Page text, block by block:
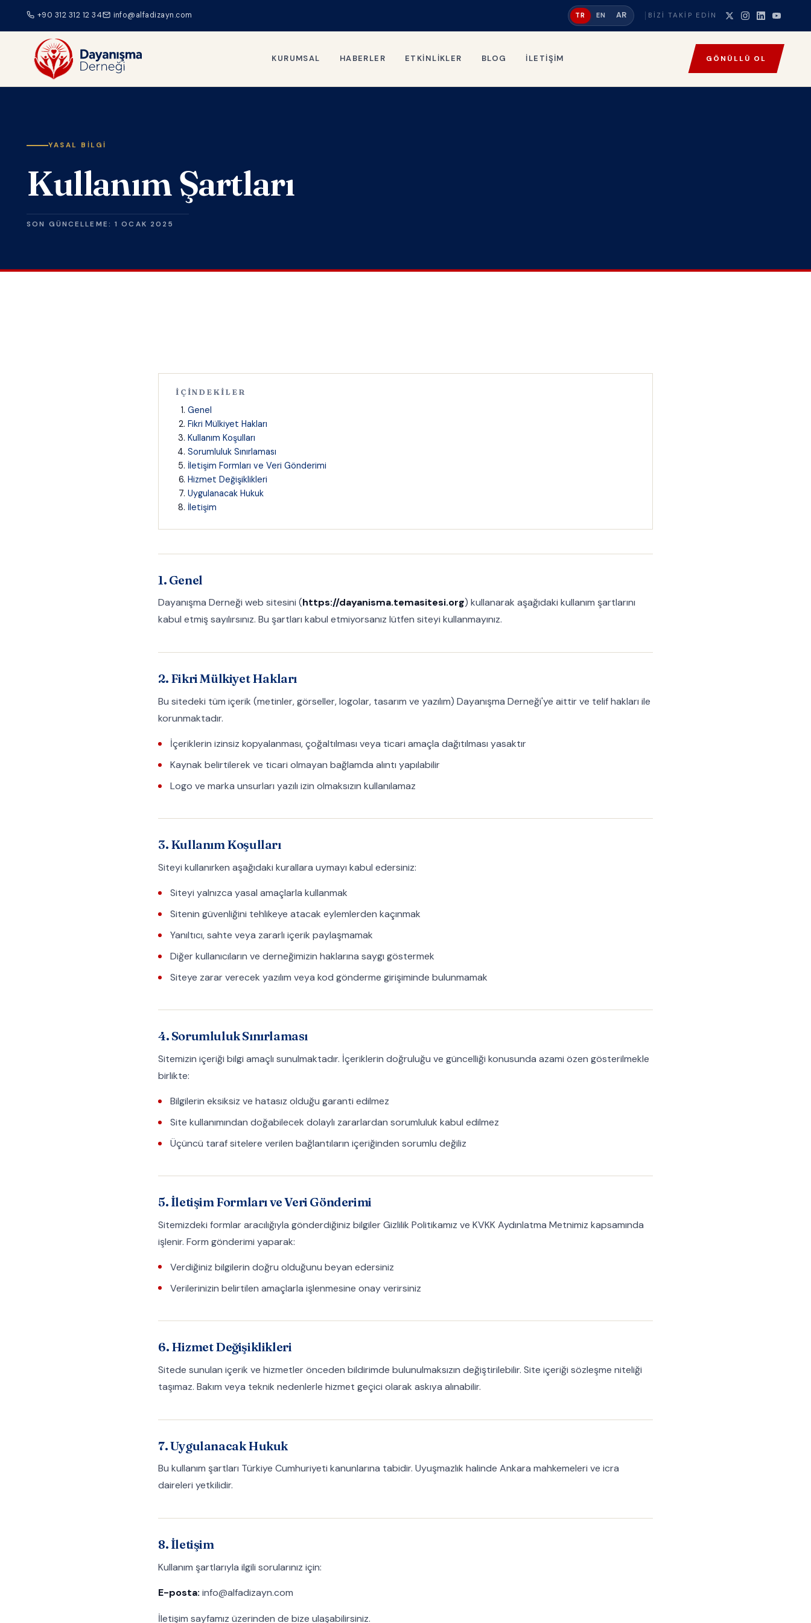
+90 312 312 12 34 info@alfadizayn.com TR EN AR BIZI TAKIP EDIN
KURUMSAL HABERLER ETKINLIKLER BLOG İLETIŞIM GÖNÜLLÜ OL
YASAL BILGI
Kullanım Şartları
SON GÜNCELLEME: 1 OCAK 2025
İÇINDEKILER
Genel
Fikri Mülkiyet Hakları
Kullanım Koşulları
Sorumluluk Sınırlaması
İletişim Formları ve Veri Gönderimi
Hizmet Değişiklikleri
Uygulanacak Hukuk
İletişim
1. Genel
Dayanışma Derneği web sitesini (https://dayanisma.temasitesi.org) kullanarak aşağıdaki kullanım şartlarını
kabul etmiş sayılırsınız. Bu şartları kabul etmiyorsanız lütfen siteyi kullanmayınız.
2. Fikri Mülkiyet Hakları
Bu sitedeki tüm içerik (metinler, görseller, logolar, tasarım ve yazılım) Dayanışma Derneği'ye aittir ve telif hakları ile
korunmaktadır.
İçeriklerin izinsiz kopyalanması, çoğaltılması veya ticari amaçla dağıtılması yasaktır
Kaynak belirtilerek ve ticari olmayan bağlamda alıntı yapılabilir
Logo ve marka unsurları yazılı izin olmaksızın kullanılamaz
3. Kullanım Koşulları
Siteyi kullanırken aşağıdaki kurallara uymayı kabul edersiniz:
Siteyi yalnızca yasal amaçlarla kullanmak
Sitenin güvenliğini tehlikeye atacak eylemlerden kaçınmak
Yanıltıcı, sahte veya zararlı içerik paylaşmamak
Diğer kullanıcıların ve derneğimizin haklarına saygı göstermek
Siteye zarar verecek yazılım veya kod gönderme girişiminde bulunmamak
4. Sorumluluk Sınırlaması
Sitemizin içeriği bilgi amaçlı sunulmaktadır. İçeriklerin doğruluğu ve güncelliği konusunda azami özen gösterilmekle
birlikte:
Bilgilerin eksiksiz ve hatasız olduğu garanti edilmez
Site kullanımından doğabilecek dolaylı zararlardan sorumluluk kabul edilmez
Üçüncü taraf sitelere verilen bağlantıların içeriğinden sorumlu değiliz
5. İletişim Formları ve Veri Gönderimi
Sitemizdeki formlar aracılığıyla gönderdiğiniz bilgilerGizlilik Politikamız ve KVKK Aydınlatma Metnimiz kapsamında
işlenir. Form gönderimi yaparak:
Verdiğiniz bilgilerin doğru olduğunu beyan edersiniz
Verilerinizin belirtilen amaçlarla işlenmesine onay verirsiniz
6. Hizmet Değişiklikleri
Sitede sunulan içerik ve hizmetler önceden bildirimde bulunulmaksızın değiştirilebilir. Site içeriği sözleşme niteliği
taşımaz. Bakım veya teknik nedenlerle hizmet geçici olarak askıya alınabilir.
7. Uygulanacak Hukuk
Bu kullanım şartları Türkiye Cumhuriyeti kanunlarına tabidir. Uyuşmazlık halinde Ankara mahkemeleri ve icra
daireleri yetkilidir.
8. İletişim
Kullanım şartlarıyla ilgili sorularınız için:
E-posta: info@alfadizayn.com
İletişim sayfamız üzerinden de bize ulaşabilirsiniz.